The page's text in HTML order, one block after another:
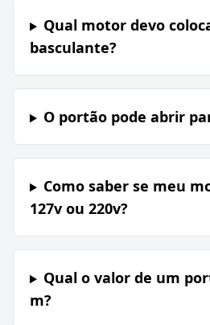
Qual motor devo
basculante?
O portão pode abrir
Como saber se meu
127v ou 220v?
Qual o valor de um
m?